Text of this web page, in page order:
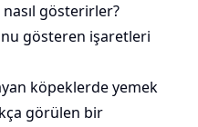
gösterirler?
gösteren işaretleri
köpeklerde yemek
görülen bir